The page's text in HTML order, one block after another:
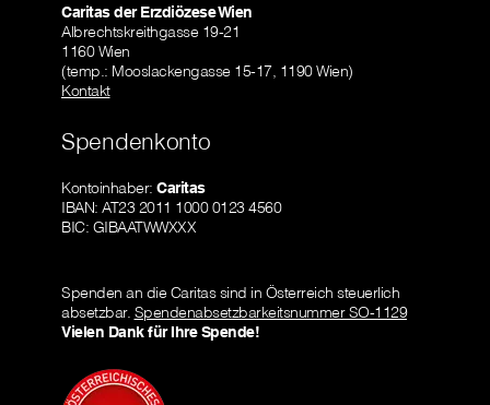
Caritas der Erzdiözese Wien
Albrechtskreithgasse 19-21
1160 Wien
(temp.: Mooslackengasse 15-17, 1190 Wien)
Kontakt
Spendenkonto
Kontoinhaber: Caritas
IBAN: AT23 2011 1000 0123 4560
BIC: GIBAATWWXXX
Spenden an die Caritas sind in Österreich steuerlich
absetzbar. Spendenabsetzbarkeitsnummer SO-1129
Vielen Dank für Ihre Spende!